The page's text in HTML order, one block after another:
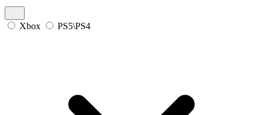
Xbox PS5\PS4